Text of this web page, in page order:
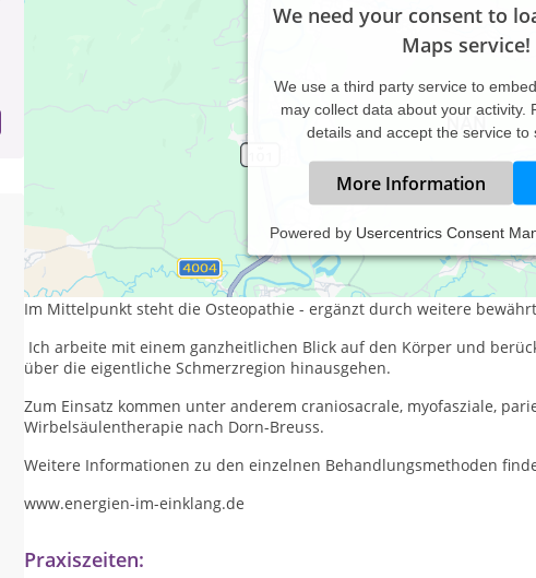
We need your consent to
Maps service!
We use a third party service to
may collect data about your activity.
details and accept the service to
More Information
Powered by Usercentrics Consent
Als Heilpraktikerin und Sachkundige für Osteopathie in
und chronischen Beschwerden.
Im Mittelpunkt steht die Osteopathie - ergänzt durch weitere
Ich arbeite mit einem ganzheitlichen Blick auf den Körper und
über die eigentliche Schmerzregion hinausgehen.
Zum Einsatz kommen unter anderem craniosacrale, myofasziale,
Wirbelsäulentherapie nach Dorn-Breuss.
Weitere Informationen zu den einzelnen Behandlungsmethoden
www.energien-im-einklang.de
Praxiszeiten: